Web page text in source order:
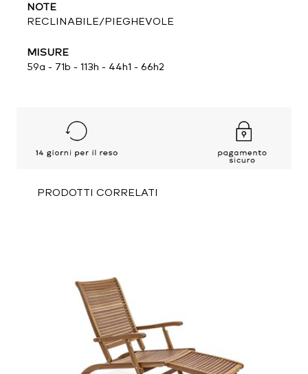
NOTE
RECLINABILE/PIEGHEVOLE
MISURE
59a - 71b - 113h - 44h1 - 66h2
PRODOTTI CORRELATI